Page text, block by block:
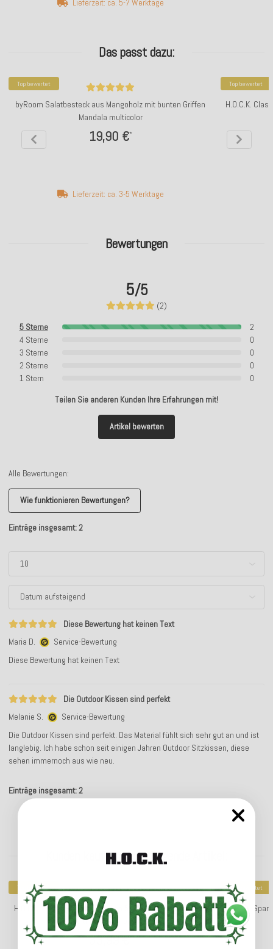
Bewertungen
5/5
(2)
5 Sterne
2
4 Sterne
0
3 Sterne
0
2 Sterne
0
1 Stern
0
Teilen Sie anderen Kunden Ihre Erfahrungen mit!
Artikel bewerten
Alle Bewertungen:
Wie funktionieren Bewertungen?
Einträge insgesamt: 2
Diese Bewertung hat keinen Text
Maria D.
Service-Bewertung
Diese Bewertung hat keinen Text
Die Outdoor Kissen sind perfekt
Melanie S.
Service-Bewertung
Die Outdoor Kissen sind perfekt. Das Material fühlt sich sehr gut an und ist
langlebig. Ich habe schon seit einigen Jahren Outdoor Sitzkissen, diese
sehen immernoch aus wie neu.
Einträge insgesamt: 2
Lieferzeit: ca. 5-7 Werktage
Das passt dazu:
Top bewertet
byRoom Salatbesteck aus Mangoholz mit bunten Griffen
Mandala multicolor
19,90 €*
Lieferzeit: ca. 3-5 Werktage
Top bewertet
H.O.C.K.
Kunden kauften dazu folgende Artikel:
Top bewertet
H.O.C.K. Tropical Outdoor Kissen 50x50cm col. 230 yellow
aqua multi mit Keder orange sunny
33,99 €*
Top bewertet
H.O.C.K.